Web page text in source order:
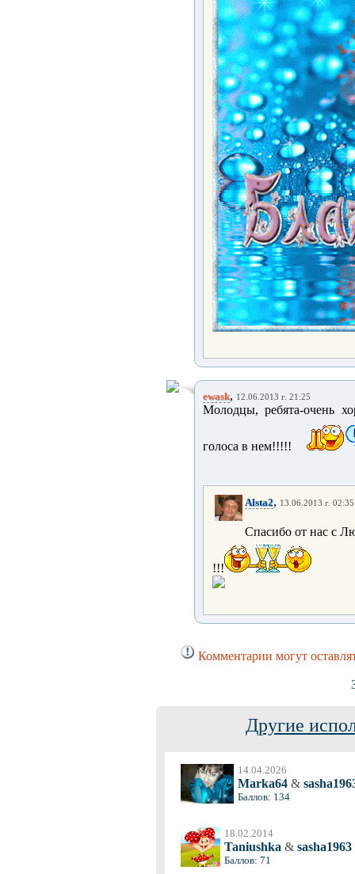
ewask, 12.06.2013 г. 21:25
Молодцы, ребята-очень
голоса в нем!!!!!
Alsta2, 13.06.2013 г. 02:35
Спасибо от нас с
!!!
Комментарии могут
Другие
14.04.2026
Marka64 &
Баллов: 134
18.02.2014
Taniushka & sasha1963
Баллов: 71